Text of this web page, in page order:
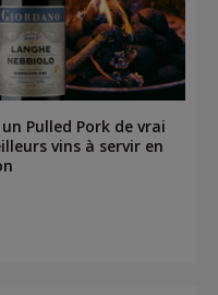
Pulled Pork de vrai
vins à servir en